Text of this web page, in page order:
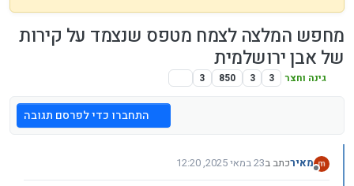
מחפש המלצה לצמח מטפס שנצמד על קירות
של אבן ירושלמית
גינה וחצר 3
3
850
3
התחברו כדי לפרסם תגובה
מנותק
מאירכתב ב23 במאי 2025, 12:20
נערך לאחרונה על ידי מאיר